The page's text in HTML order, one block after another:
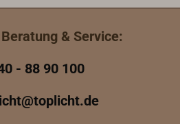
& Service:
- 88 90 100